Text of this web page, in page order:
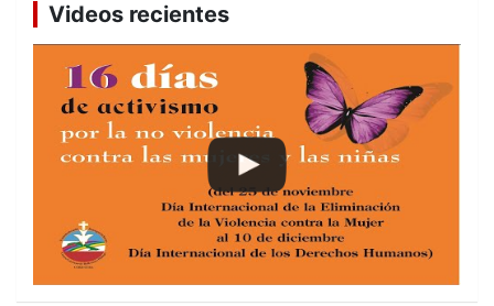
Videos recientes